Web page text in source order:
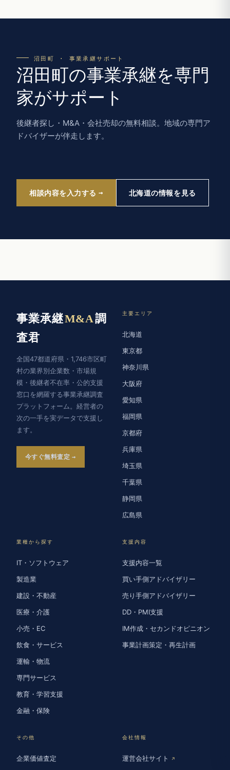
沼田町 · 事業承継サポート
沼田町の事業承継を専門
家がサポート
後継者探し・M&A・会社売却の無料相談。地域の専門ア
ドバイザーが伴走します。
相談内容を入力する 北海道の情報を見る
事業承継M&A調
査君
全国47都道府県・1,746市区町
村の業界別企業数・市場規
模・後継者不在率・公的支援
窓口を網羅する事業承継調査
プラットフォーム。経営者の
次の一手を実データで支援し
ます。
今すぐ無料査定
主要エリア
北海道
東京都
神奈川県
大阪府
愛知県
福岡県
京都府
兵庫県
埼玉県
千葉県
静岡県
広島県
業種から探す
IT・ソフトウェア
製造業
建設・不動産
医療・介護
小売・EC
飲食・サービス
運輸・物流
専門サービス
教育・学習支援
金融・保険
支援内容
支援内容一覧
買い手側アドバイザリー
売り手側アドバイザリー
DD・PMI支援
IM作成・セカンドオピニオン
事業計画策定・再生計画
その他
企業価値査定
会社情報
運営会社サイト ↗